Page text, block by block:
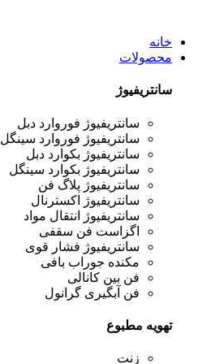
خانه
محصولات
سانتریفیوژ
سانتریفیوژ فوروارد دبل
سانتریفیوژ فوروارد سینگل
سانتریفیوژ بکوارد دبل
سانتریفیوژ بکوارد سینگل
سانتریفیوژ پلاگ فن
سانتریفیوژ اکسترنال
سانتریفیوژ انتقال مواد
اگزاست فن سقفی
سانتریفیوژ فشار قوی
مکنده جوراب بافی
فن بین کانالی
فن آبگیری گرانول
تهویه مطبوع
زنت